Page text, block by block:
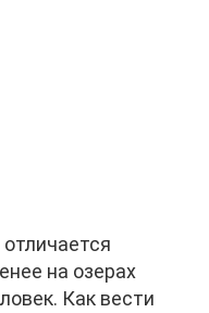
на озерах
Как вести